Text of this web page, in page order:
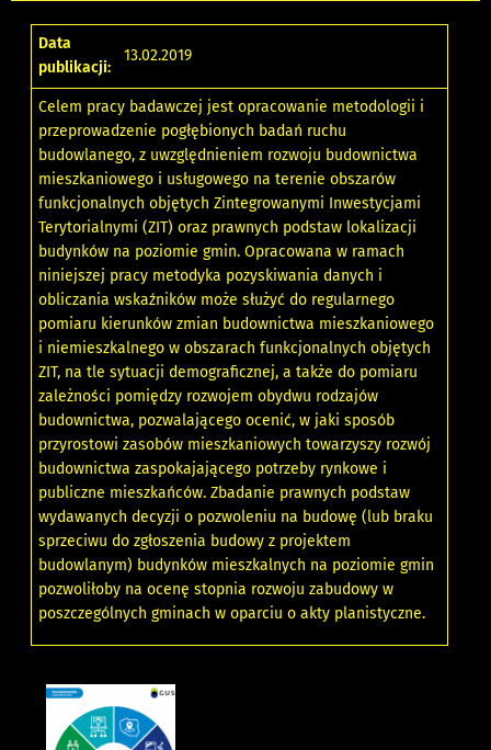
Data
publikacji:
13.02.2019
Celem pracy badawczej jest opracowanie metodologii i
przeprowadzenie pogłębionych badań ruchu
budowlanego, z uwzględnieniem rozwoju budownictwa
mieszkaniowego i usługowego na terenie obszarów
funkcjonalnych objętych Zintegrowanymi Inwestycjami
Terytorialnymi (ZIT) oraz prawnych podstaw lokalizacji
budynków na poziomie gmin. Opracowana w ramach
niniejszej pracy metodyka pozyskiwania danych i
obliczania wskaźników może służyć do regularnego
pomiaru kierunków zmian budownictwa mieszkaniowego
i niemieszkalnego w obszarach funkcjonalnych objętych
ZIT, na tle sytuacji demograficznej, a także do pomiaru
zależności pomiędzy rozwojem obydwu rodzajów
budownictwa, pozwalającego ocenić, w jaki sposób
przyrostowi zasobów mieszkaniowych towarzyszy rozwój
budownictwa zaspokajającego potrzeby rynkowe i
publiczne mieszkańców. Zbadanie prawnych podstaw
wydawanych decyzji o pozwoleniu na budowę (lub braku
sprzeciwu do zgłoszenia budowy z projektem
budowlanym) budynków mieszkalnych na poziomie gmin
pozwoliłoby na ocenę stopnia rozwoju zabudowy w
poszczególnych gminach w oparciu o akty planistyczne.